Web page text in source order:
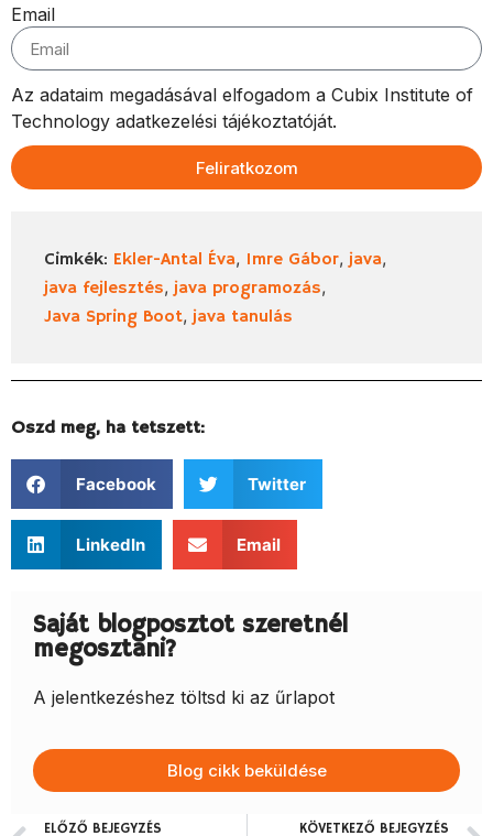
Email
Az adataim megadásával elfogadom a Cubix Institute of
Technology adatkezelési tájékoztatóját.
Feliratkozom
Cimkék: Ekler-Antal Éva, Imre Gábor, java,
java fejlesztés, java programozás,
Java Spring Boot, java tanulás
Oszd meg, ha tetszett:
Facebook Twitter
LinkedIn Email
Saját blogposztot szeretnél
megosztani?
A jelentkezéshez töltsd ki az űrlapot
Blog cikk beküldése
ELŐZŐ BEJEGYZÉS KÖVETKEZŐ BEJEGYZÉS